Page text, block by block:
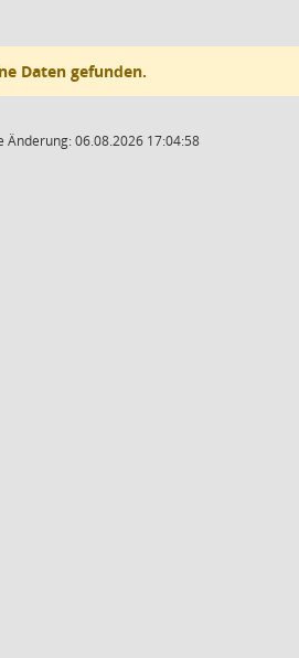
Daten gefunden.
Änderung: 06.08.2026 17:04:58